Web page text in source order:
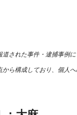
された事件・逮捕事例
ら構成しており、個人